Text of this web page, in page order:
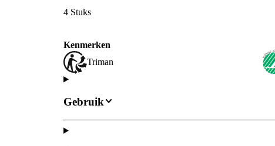
4 Stuks
Kenmerken
Triman
Gebruik